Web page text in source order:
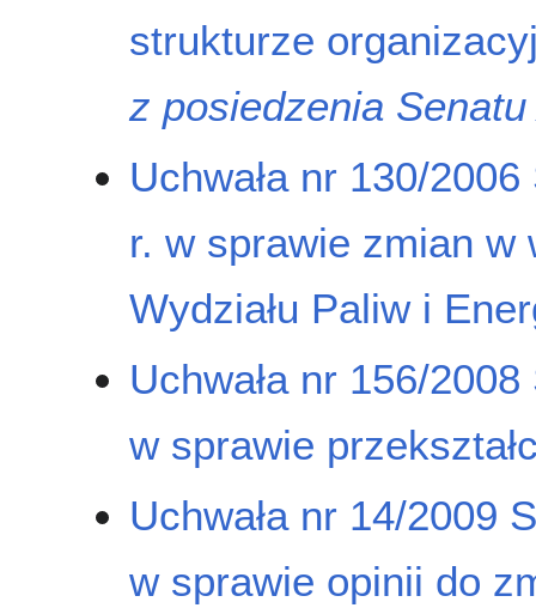
strukturze
z posiedzenia
Uchwała nr 130/
r. w sprawie zmian
Wydziału Paliw i
Uchwała nr 156/
w sprawie
Uchwała nr 14/2009
w sprawie opinii do